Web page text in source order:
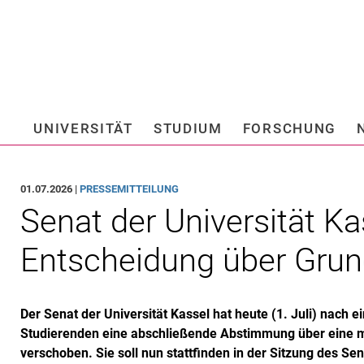
Springe direkt zu:
UNIVERSITÄT STUDIUM FORSCHUNG
01.07.2026 |PRESSEMITTEILUNG
Senat der Universität
Entscheidung über
Der Senat der Universität Kassel hat heute (1. Juli) nach
Studierenden eine abschließende Abstimmung über eine
verschoben. Sie soll nun stattfinden in der Sitzung des